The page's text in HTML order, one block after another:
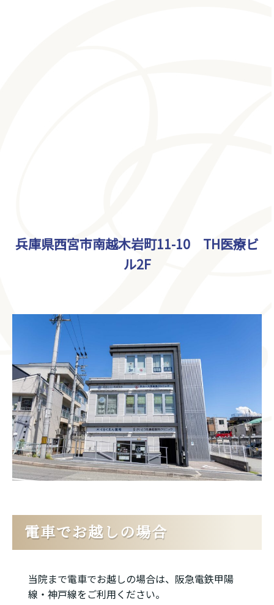
兵庫県西宮市南越木岩町11-10 TH医療ビ
ル2F
電車でお越しの場合
当院まで電車でお越しの場合は、阪急電鉄甲陽
線・神戸線をご利用ください。